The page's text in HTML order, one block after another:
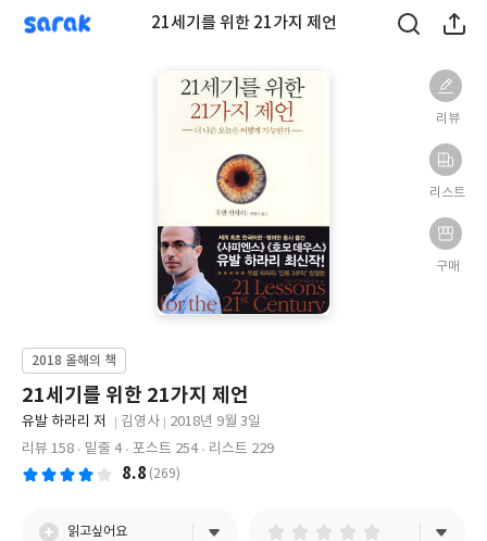
sarak 21세기를 위한 21가지 제언
리뷰
리스트
구매
2018 올해의 책
21세기를 위한 21가지 제언
글
쓴
유발 하라리 저
출
사
김영사
출
일
2018년 9월 3일
리뷰 158
밑줄 4 포스트 254 리스트 229
8.8 (269)
읽고싶어요